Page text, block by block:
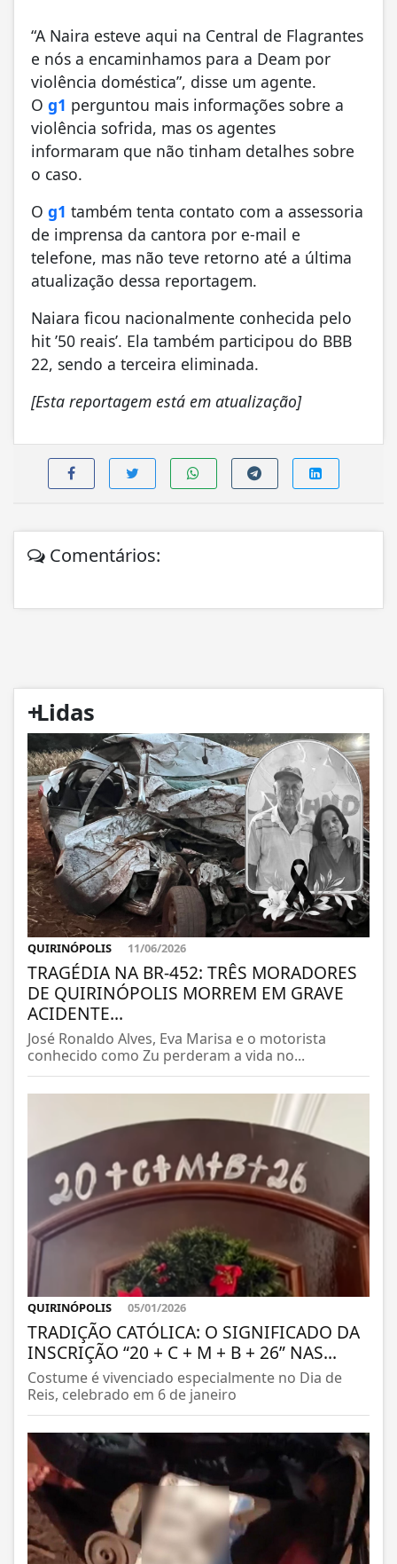
“A Naira esteve aqui na Central de Flagrantes
e nós a encaminhamos para a Deam por
violência doméstica”, disse um agente.
O g1 perguntou mais informações sobre a
violência sofrida, mas os agentes
informaram que não tinham detalhes sobre
o caso.
O g1 também tenta contato com a assessoria
de imprensa da cantora por e-mail e
telefone, mas não teve retorno até a última
atualização dessa reportagem.
Naiara ficou nacionalmente conhecida pelo
hit ’50 reais’. Ela também participou do BBB
22, sendo a terceira eliminada.
[Esta reportagem está em atualização]
Comentários:
+
Lidas
QUIRINÓPOLIS 11/06/2026
TRAGÉDIA NA BR-452: TRÊS MORADORES
DE QUIRINÓPOLIS MORREM EM GRAVE
ACIDENTE...
José Ronaldo Alves, Eva Marisa e o motorista
conhecido como Zu perderam a vida no...
QUIRINÓPOLIS 05/01/2026
TRADIÇÃO CATÓLICA: O SIGNIFICADO DA
INSCRIÇÃO “20 + C + M + B + 26” NAS...
Costume é vivenciado especialmente no Dia de
Reis, celebrado em 6 de janeiro